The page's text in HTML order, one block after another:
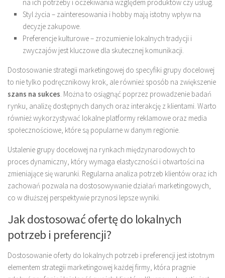
na ich potrzeby i oczekiwania względem produktów czy usług.
Styl życia – zainteresowania i hobby mają istotny wpływ na
decyzje zakupowe.
Preferencje kulturowe – zrozumienie lokalnych tradycji i
zwyczajów jest kluczowe dla skutecznej komunikacji.
Dostosowanie strategii marketingowej do specyfiki grupy docelowej
to nie tylko podręcznikowy krok, ale również sposób na zwiększenie
szans na sukces. Można to osiągnąć poprzez prowadzenie badań
rynku, analizę dostępnych danych oraz interakcję z klientami. Warto
również wykorzystywać lokalne platformy reklamowe oraz media
społecznościowe, które są popularne w danym regionie.
Ustalenie grupy docelowej na rynkach międzynarodowych to
proces dynamiczny, który wymaga elastyczności i otwartości na
zmieniające się warunki. Regularna analiza potrzeb klientów oraz ich
zachowań pozwala na dostosowywanie działań marketingowych,
co w dłuższej perspektywie przynosi lepsze wyniki.
Jak dostosować ofertę do lokalnych
potrzeb i preferencji?
Dostosowanie oferty do lokalnych potrzeb i preferencji jest istotnym
elementem strategii marketingowej każdej firmy, która pragnie